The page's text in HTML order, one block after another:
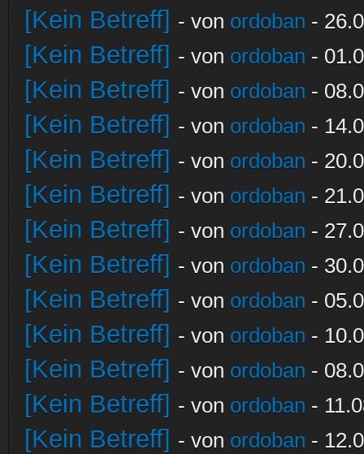
[Kein Betreff] - von ordoban -
[Kein Betreff] - von ordoban -
[Kein Betreff] - von ordoban -
[Kein Betreff] - von ordoban -
[Kein Betreff] - von ordoban -
[Kein Betreff] - von ordoban -
[Kein Betreff] - von ordoban -
[Kein Betreff] - von ordoban -
[Kein Betreff] - von ordoban -
[Kein Betreff] - von ordoban -
[Kein Betreff] - von ordoban -
[Kein Betreff] - von ordoban -
[Kein Betreff] - von ordoban -